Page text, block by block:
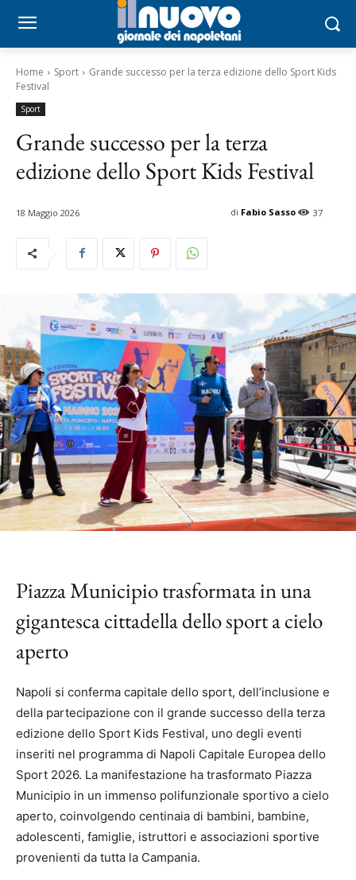
Home Sport
Grande successo per la terza edizione dello Sport Kids
Festival
Sport
Grande successo per la terza
edizione dello Sport Kids Festival
18 Maggio 2026 37
di Fabio Sasso
Piazza Municipio trasformata in una
gigantesca cittadella dello sport a cielo
aperto
Napoli si conferma capitale dello sport, dell’inclusione e
della partecipazione con il grande successo della terza
edizione dello Sport Kids Festival, uno degli eventi
inseriti nel programma di Napoli Capitale Europea dello
Sport 2026. La manifestazione ha trasformato Piazza
Municipio in un immenso polifunzionale sportivo a cielo
aperto, coinvolgendo centinaia di bambini, bambine,
adolescenti, famiglie, istruttori e associazioni sportive
provenienti da tutta la Campania.